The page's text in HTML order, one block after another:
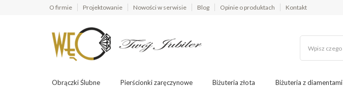
O firmie Projektowanie Nowości w serwisie Blog Opinie o produktach Kontakt
Obrączki Ślubne Pierścionki zaręczynowe Biżuteria złota Biżuteria z diamentami